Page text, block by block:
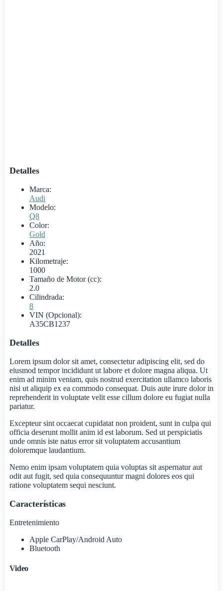
Detalles
Marca:
Audi
Modelo:
Q8
Color:
Gold
Año:
2021
Kilometraje:
1000
Tamaño de Motor (cc):
2.0
Cilindrada:
8
VIN (Opcional):
A35CB1237
Detalles
Lorem ipsum dolor sit amet, consectetur adipiscing elit, sed do
eiusmod tempor incididunt ut labore et dolore magna aliqua. Ut
enim ad minim veniam, quis nostrud exercitation ullamco laboris
nisi ut aliquip ex ea commodo consequat. Duis aute irure dolor in
reprehenderit in voluptate velit esse cillum dolore eu fugiat nulla
pariatur.
Excepteur sint occaecat cupidatat non proident, sunt in culpa qui
officia deserunt mollit anim id est laborum. Sed ut perspiciatis
unde omnis iste natus error sit voluptatem accusantium
doloremque laudantium.
Nemo enim ipsam voluptatem quia voluptas sit aspernatur aut
odit aut fugit, sed quia consequuntur magni dolores eos qui
ratione voluptatem sequi nesciunt.
Características
Entretenimiento
Apple CarPlay/Android Auto
Bluetooth
Video